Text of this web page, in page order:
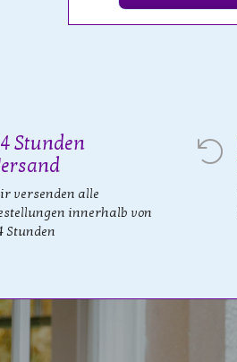
Stunden
versenden alle
innerhalb von
Stunden